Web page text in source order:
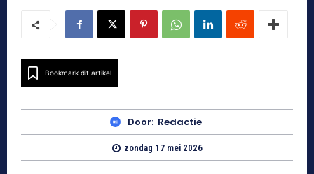
Bookmark dit artikel
Door: Redactie
zondag 17 mei 2026